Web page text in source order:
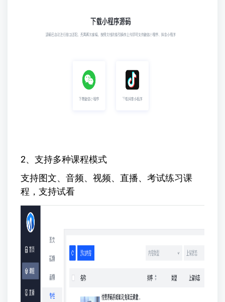
2、支持多种课程模式
支持图文、音频、视频、直播、考试练习课
程，支持试看